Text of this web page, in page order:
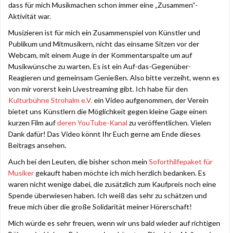
dass für mich Musikmachen schon immer eine „Zusammen“-
Aktivität war.
Musizieren ist für mich ein Zusammenspiel von Künstler und
Publikum und Mitmusikern, nicht das einsame Sitzen vor der
Webcam, mit einem Auge in der Kommentarspalte um auf
Musikwünsche zu warten. Es ist ein Auf-das-Gegenüber-
Reagieren und gemeinsam Genießen. Also bitte verzeiht, wenn es
von mir vorerst kein Livestreaming gibt. Ich habe für den
Kulturbühne Strohalm e.V.ein Video aufgenommen, der Verein
bietet uns Künstlern die Möglichkeit gegen kleine Gage einen
kurzen Film aufderen YouTube-Kanal zu veröffentlichen. Vielen
Dank dafür! Das Video könnt Ihr Euch gerne am Ende dieses
Beitrags ansehen.
Auch bei den Leuten, die bisher schon mein Soforthilfepaket für
Musikergekauft haben möchte ich mich herzlich bedanken. Es
waren nicht wenige dabei, die zusätzlich zum Kaufpreis noch eine
Spende überwiesen haben. Ich weiß das sehr zu schätzen und
freue mich über die große Solidarität meiner Hörerschaft!
Mich würde es sehr freuen, wenn wir uns bald wieder auf richtigen